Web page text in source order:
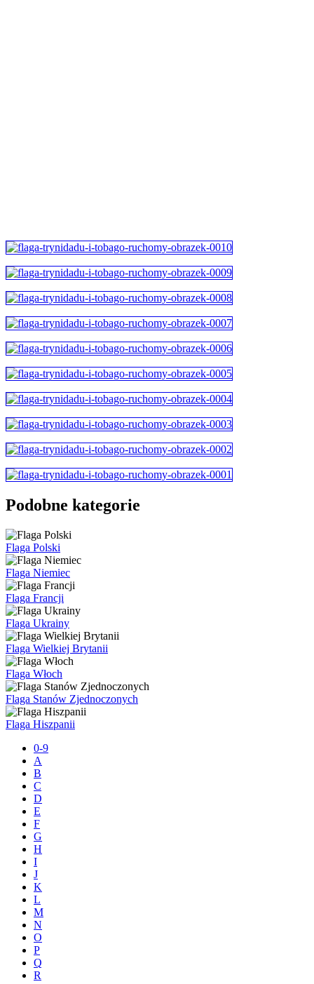
Podobne kategorie
Flaga Polski
Flaga Niemiec
Flaga Francji
Flaga Ukrainy
Flaga Wielkiej Brytanii
Flaga Włoch
Flaga Stanów Zjednoczonych
Flaga Hiszpanii
0-9
A
B
C
D
E
F
G
H
I
J
K
L
M
N
O
P
Q
R